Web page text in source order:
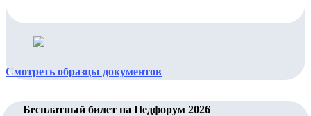
Смотреть образцы документов
Бесплатный билет на Педфорум 2026